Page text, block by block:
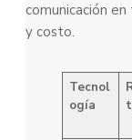
comunicación
y costo.
Tecnol
ogía